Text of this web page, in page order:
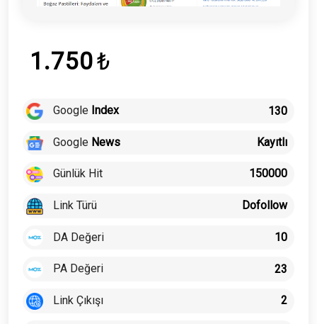
1.750₺
Google Index 130
Google News Kayıtlı
Günlük Hit 150000
Link Türü Dofollow
DA Değeri 10
PA Değeri 23
Link Çıkışı 2